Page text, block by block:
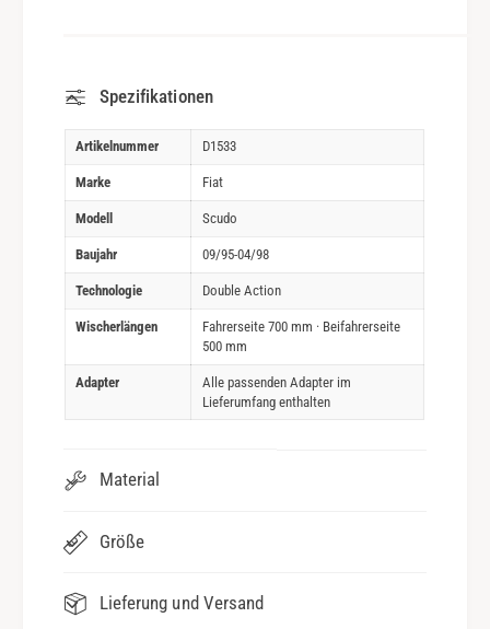
Spezifikationen
Artikelnummer D1533
Marke Fiat
Modell Scudo
Baujahr 09/95-04/98
Technologie Double Action
Wischerlängen
Fahrerseite 700 mm · Beifahrerseite
500 mm
Adapter
Alle passenden Adapter im
Lieferumfang enthalten
Material
Größe
Lieferung und Versand